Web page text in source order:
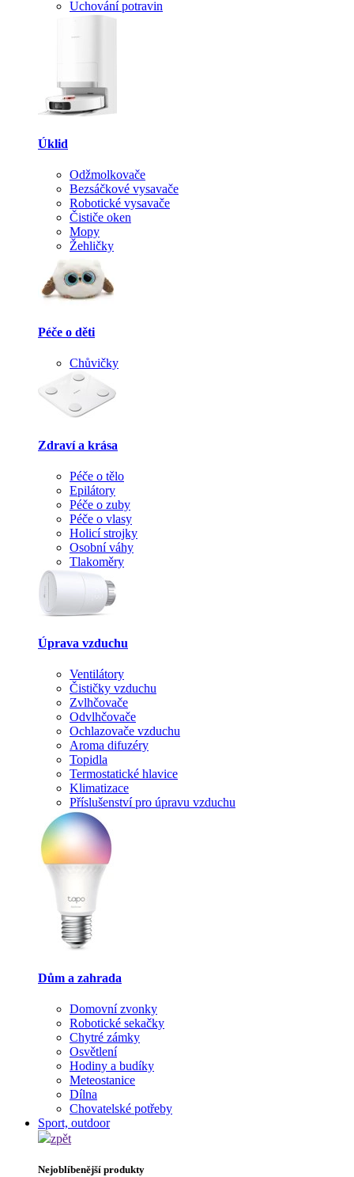
Uchování potravin
Úklid
Odžmolkovače
Bezsáčkové vysavače
Robotické vysavače
Čističe oken
Mopy
Žehličky
Péče o děti
Chůvičky
Zdraví a krása
Péče o tělo
Epilátory
Péče o zuby
Péče o vlasy
Holicí strojky
Osobní váhy
Tlakoměry
Úprava vzduchu
Ventilátory
Čističky vzduchu
Zvlhčovače
Odvlhčovače
Ochlazovače vzduchu
Aroma difuzéry
Topidla
Termostatické hlavice
Klimatizace
Příslušenství pro úpravu vzduchu
Dům a zahrada
Domovní zvonky
Robotické sekačky
Chytré zámky
Osvětlení
Hodiny a budíky
Meteostanice
Dílna
Chovatelské potřeby
Sport, outdoor
zpět
Nejoblíbenější produkty